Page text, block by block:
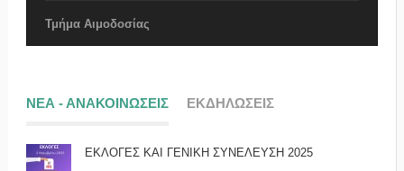
Τμήμα Αιμοδοσίας
ΝΕΑ - ΑΝΑΚΟΙΝΩΣΕΙΣ ΕΚΔΗΛΩΣΕΙΣ
ΕΚΛΟΓΕΣ ΚΑΙ ΓΕΝΙΚΗ ΣΥΝΕΛΕΥΣΗ 2025